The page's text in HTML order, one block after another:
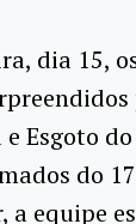
dia 15,
Esgoto
do
equipe